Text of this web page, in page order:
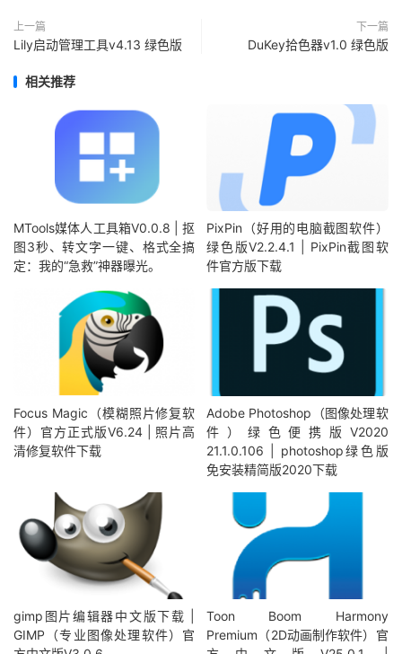
上一篇
Lily启动管理工具v4.13 绿色版
下一篇
DuKey拾色器v1.0 绿色版
相关推荐
MTools媒体人工具箱V0.0.8 | 抠
图3秒、转文字一键、格式全搞
定：我的“急救”神器曝光。
PixPin（好用的电脑截图软件）
绿色版V2.2.4.1 | PixPin截图软
件官方版下载
Focus Magic（模糊照片修复软
件）官方正式版V6.24 | 照片高
清修复软件下载
Adobe Photoshop（图像处理软
件）绿色便携版V2020
21.1.0.106 | photoshop绿色版
免安装精简版2020下载
gimp图片编辑器中文版下载 |
GIMP（专业图像处理软件）官
Toon Boom Harmony
Premium（2D动画制作软件）官